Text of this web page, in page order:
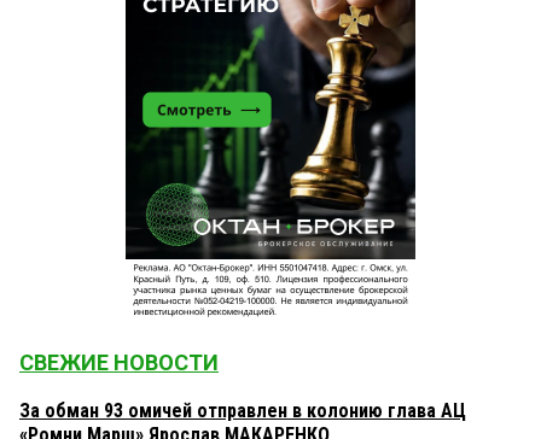
СВЕЖИЕ НОВОСТИ
За обман 93 омичей отправлен в колонию глава АЦ